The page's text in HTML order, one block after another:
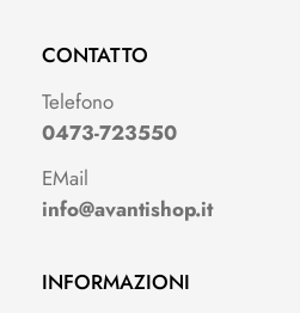
CONTATTO
Telefono
0473-723550
EMail
info@avantishop.it
INFORMAZIONI